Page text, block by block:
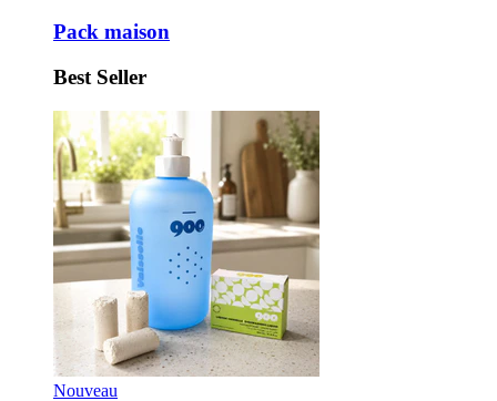
Pack maison
Best Seller
Nouveau